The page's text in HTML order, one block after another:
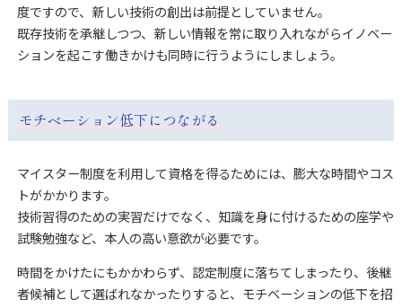
度ですので、新しい技術の創出は前提としていません。
既存技術を承継しつつ、新しい情報を常に取り入れながらイノベー
ションを起こす働きかけも同時に行うようにしましょう。
モチベーション低下につながる
マイスター制度を利用して資格を得るためには、膨大な時間やコス
トがかかります。
技術習得のための実習だけでなく、知識を身に付けるための座学や
試験勉強など、本人の高い意欲が必要です。
時間をかけたにもかかわらず、認定制度に落ちてしまったり、後継
者候補として選ばれなかったりすると、モチベーションの低下を招